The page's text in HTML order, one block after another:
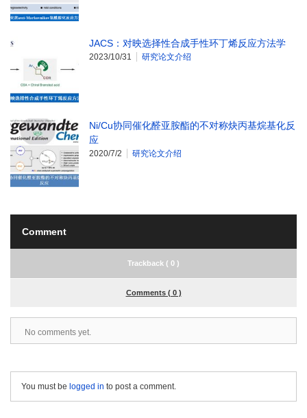
JACS：对映选择性合成手性环丁烯反应方法学
2023/10/31 研究论文介绍
Ni/Cu协同催化醛亚胺酯的不对称炔丙基烷基化反
应
2020/7/2 研究论文介绍
Comment
Trackback ( 0 )
Comments ( 0 )
No comments yet.
You must be logged in to post a comment.